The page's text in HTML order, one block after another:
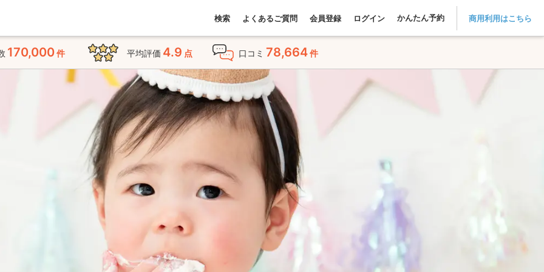
検索 よくあるご質問 会員登録 ログイン かんたん予約 商用利用はこちら
170,000件 平均評価 4.9 点 口コミ 78,664件